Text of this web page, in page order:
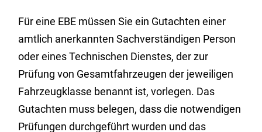
Für eine EBE müssen Sie ein Gutachten einer
amtlich anerkannten Sachverständigen Person
oder eines Technischen Dienstes, der zur
Prüfung von Gesamtfahrzeugen der jeweiligen
Fahrzeugklasse benannt ist, vorlegen. Das
Gutachten muss belegen, dass die notwendigen
Prüfungen durchgeführt wurden und das